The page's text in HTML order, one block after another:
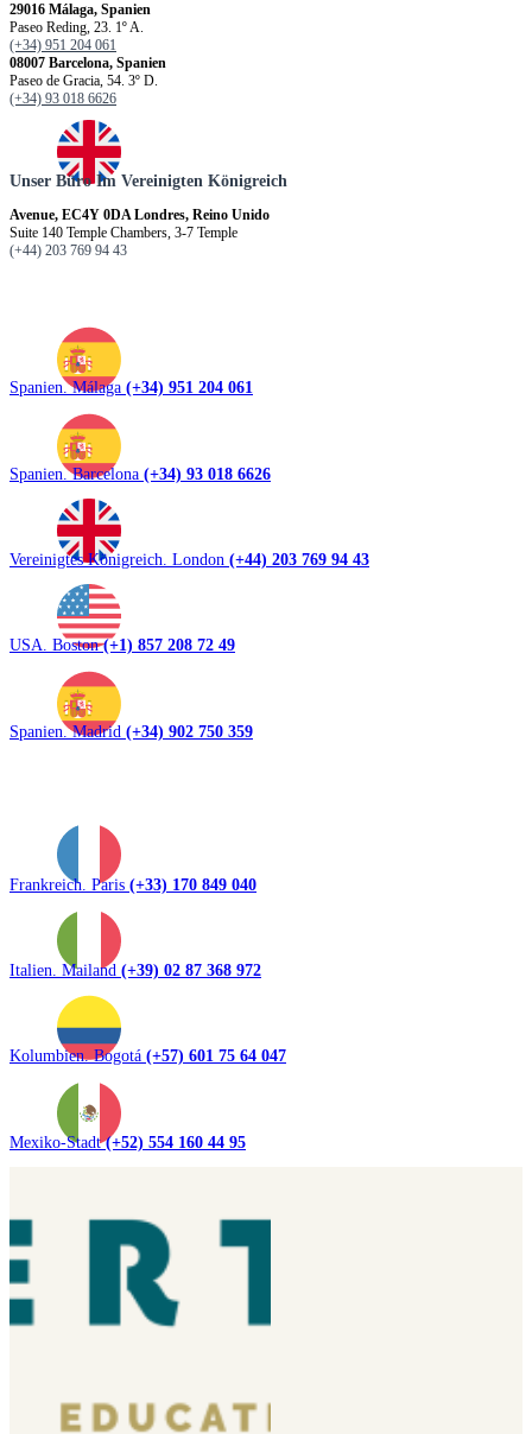
29016 Málaga, Spanien
Paseo Reding, 23. 1º A.
(+34) 951 204 061
08007 Barcelona, Spanien
Paseo de Gracia, 54. 3º D.
(+34) 93 018 6626
Unser Büro Im Vereinigten Königreich
Avenue, EC4Y 0DA Londres, Reino Unido
Suite 140 Temple Chambers, 3-7 Temple
(+44) 203 769 94 43
Spanien. Málaga (+34) 951 204 061
Spanien. Barcelona (+34) 93 018 6626
Vereinigtes Königreich. London (+44) 203 769 94 43
USA. Boston(+1) 857 208 72 49
Spanien. Madrid (+34) 902 750 359
Frankreich. Paris (+33) 170 849 040
Italien. Mailand (+39) 02 87 368 972
Kolumbien. Bogotá (+57) 601 75 64 047
Mexiko-Stadt(+52) 554 160 44 95